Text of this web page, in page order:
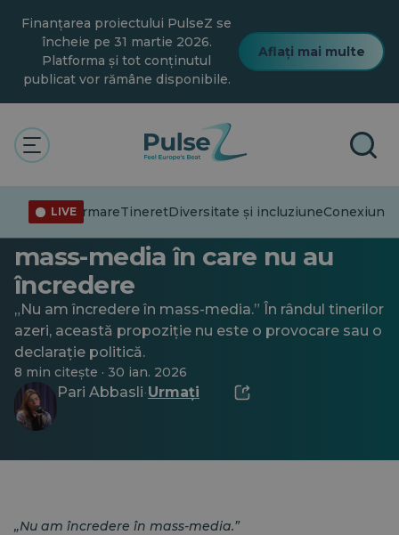
conținutul
principal
Finanțarea proiectului PulseZ se
încheie pe 31 martie 2026.
Platforma și tot conținutul
publicat vor rămâne disponibile.
Aflați mai multe
LIVE
DezinformareTineretDiversitate și incluziuneConexiuni
„Ai încredere fără să crezi”:
Cum consumă tinerii azeri
mass-media în care nu au
încredere
„Nu am încredere în mass-media.” În rândul tinerilor
azeri, această propoziție nu este o provocare sau o
declarație politică.
8 min citește · 30 ian. 2026
Pari Abbasli· Urmați
„Nu am încredere în mass-media.”